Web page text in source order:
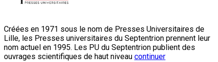
Créées en 1971 sous le nom de Presses Universitaires de
Lille, les Presses universitaires du Septentrion prennent leur
nom actuel en 1995. Les PU du Septentrion publient des
ouvrages scientifiques de haut niveau continuer